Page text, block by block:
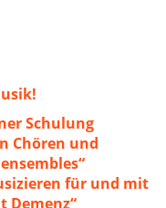
Schulung
Chören und
für und mit
Demenz“